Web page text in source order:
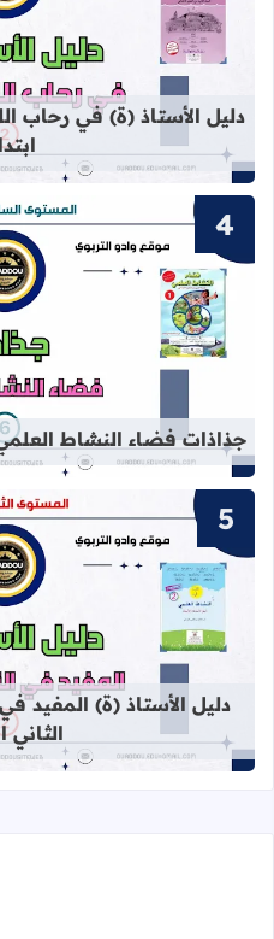
دليل الأستاذ (ة) في رحاب
جذاذات فضاء النشاط
دليل الأستاذ (ة) المفيد
الثاني